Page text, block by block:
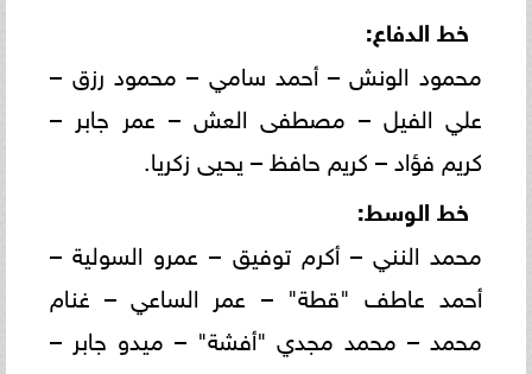
خط الدفاع:
محمود الونش – أحمد سامي – محمود رزق –
علي الفيل – مصطفى العش – عمر جابر –
كريم فؤاد – كريم حافظ – يحيى زكريا.
خط الوسط:
محمد النني – أكرم توفيق – عمرو السولية –
أحمد عاطف "قطة" – عمر الساعي – غنام
محمد – محمد مجدي "أفشة" – ميدو جابر –